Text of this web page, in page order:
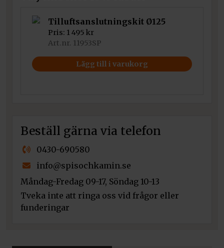
Tilluftsanslutningskit Ø125
Pris: 1 495kr
Art.nr. 11953SP
Lägg till i varukorg
Beställ gärna via telefon
0430-690580
info@spisochkamin.se
Måndag-Fredag 09-17, Söndag 10-13
Tveka inte att ringa oss vid frågor eller
funderingar